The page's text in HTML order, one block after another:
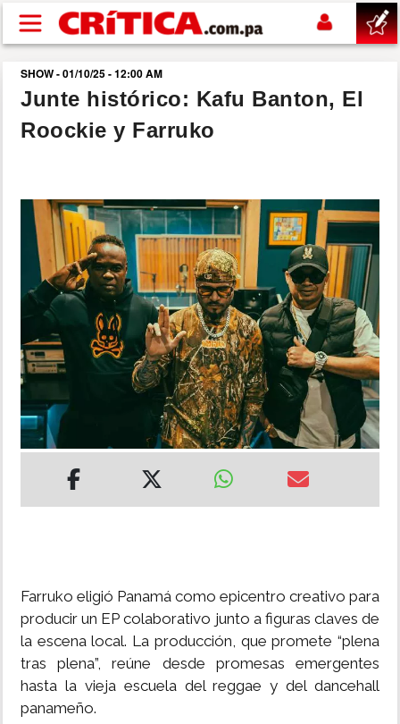
Pasar al contenido principal
buscar
SUCESOS
POLÍTICA
SHOW
DEPORTES
MUNDO
INSÓLITAS
MULTIMEDIA
SHOW - 01/10/25 - 12:00 AM
Junte histórico: Kafu Banton, El
Roockie y Farruko
Farruko eligió Panamá como epicentro creativo para
producir un EP colaborativo junto a figuras claves de
la escena local. La producción, que promete “plena
tras plena”, reúne desde promesas emergentes
hasta la vieja escuela del reggae y del dancehall
panameño.